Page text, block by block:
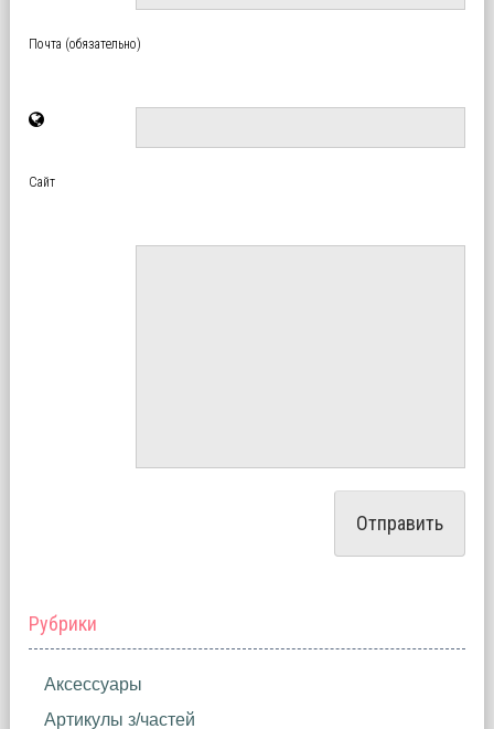
Почта (обязательно)
Сайт
Рубрики
Аксессуары
Артикулы з/частей